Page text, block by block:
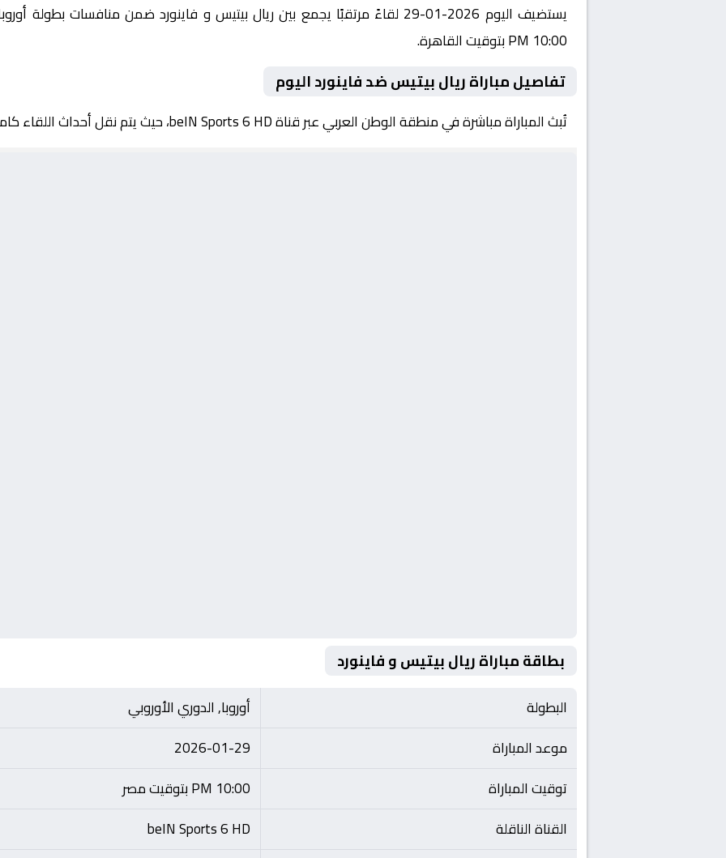
يستضيف اليوم 2026-01-29 لقاءً مرتقبًا يجمع بين ريال بيتيس و فاينورد ضمن منافسات
10:00 PM بتوقيت القاهرة.
تفاصيل مباراة ريال بيتيس ضد فاينورد اليوم
تُبث المباراة مباشرة في منطقة الوطن العربي عبر قناة beIN Sports 6 HD، حيث يتم نقل أحداث اللقاء كاملة مع تعليق صوتي مميز.
بطاقة مباراة ريال بيتيس و فاينورد
البطولة
أوروبا, الدوري الأوروبي
موعد المباراة
2026-01-29
توقيت المباراة
10:00 PM بتوقيت مصر
القناة الناقلة
beIN Sports 6 HD